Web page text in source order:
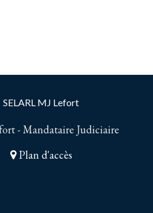
SELARL MJ Lefort
- Mandataire Judiciaire
Plan d'accès